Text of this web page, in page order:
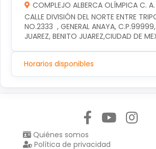
COMPLEJO ALBERCA OLÍMPICA C. A.
CALLE DIVISIÓN DEL NORTE ENTRE
NO.2333  , GENERAL ANAYA,
JUAREZ, BENITO JUAREZ,CIUDAD DE
Horarios disponibles
Quiénes somos
Política de privacidad